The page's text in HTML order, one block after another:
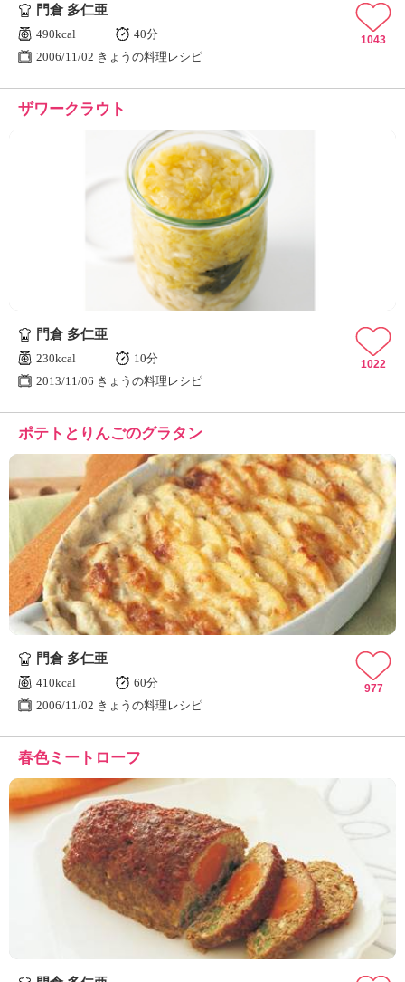
門倉 多仁亜
490kcal
40分
2006/11/02 きょうの料理レシピ
1043
ザワークラウト
門倉 多仁亜
230kcal
10分
2013/11/06 きょうの料理レシピ
1022
ポテトとりんごのグラタン
門倉 多仁亜
410kcal
60分
2006/11/02 きょうの料理レシピ
977
春色ミートローフ